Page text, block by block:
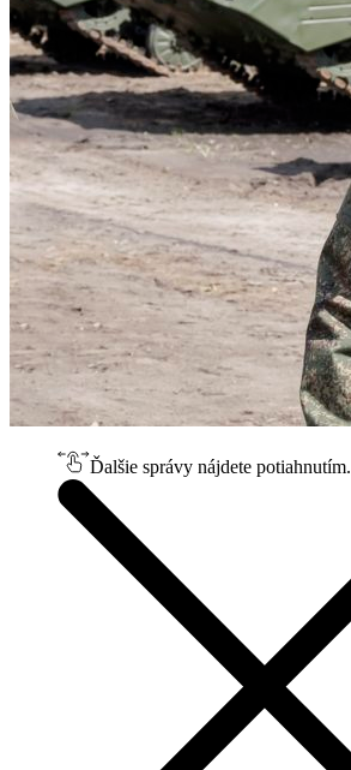
Ďalšie správy nájdete potiahnutím.